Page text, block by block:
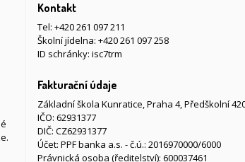
Kontakt
Tel: +420 261 097 211
Školní jídelna: +420 261 097 258
ID schránky: isc7trm
Fakturační údaje
Základní škola Kunratice, Praha 4, Předškolní
IČO: 62931377
DIČ: CZ62931377
Účet: PPF banka a.s. - č.ú.: 2016970000/6000
Právnická osoba (ředitelství): 600037461